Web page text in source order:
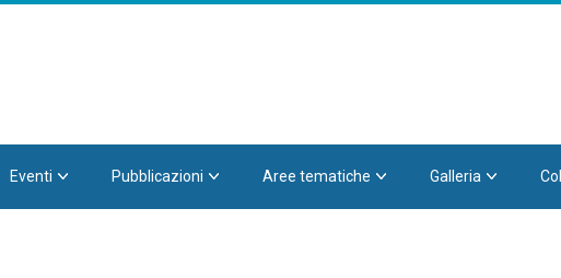
Eventi Pubblicazioni Aree tematiche Galleria